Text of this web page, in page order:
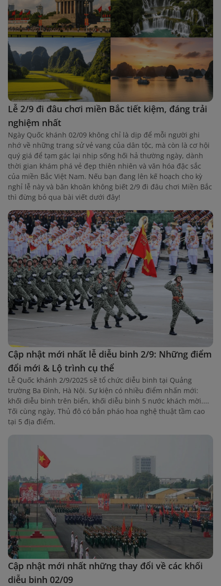
Lễ 2/9 đi đâu chơi miền Bắc tiết kiệm, đáng trải
nghiệm nhất
Ngày Quốc khánh 02/09 không chỉ là dịp để mỗi người ghi
nhớ về những trang sử vẻ vang của dân tộc, mà còn là cơ hội
quý giá để tạm gác lại nhịp sống hối hả thường ngày, dành
thời gian khám phá vẻ đẹp thiên nhiên và văn hóa đặc sắc
của miền Bắc Việt Nam. Nếu bạn đang lên kế hoạch cho kỳ
nghỉ lễ này và băn khoăn không biết 2/9 đi đâu chơi Miền Bắc
thì đừng bỏ qua bài viết dưới đây!
Cập nhật mới nhất lễ diễu binh 2/9: Những điểm
đổi mới & Lộ trình cụ thể
Lễ Quốc khánh 2/9/2025 sẽ tổ chức diễu binh tại Quảng
trường Ba Đình, Hà Nội. Sự kiện có nhiều điểm nhấn mới:
khối diễu binh trên biển, khối diễu binh 5 nước khách mời....
Tối cùng ngày, Thủ đô có bắn pháo hoa nghệ thuật tầm cao
tại 5 địa điểm.
Cập nhật mới nhất những thay đổi về các khối
diễu binh 02/09